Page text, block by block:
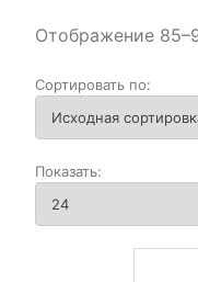
Отображение